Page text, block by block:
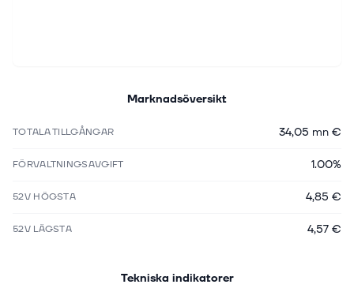
Marknadsöversikt
TOTALA TILLGÅNGAR 34,05 mn €
FÖRVALTNINGSAVGIFT 1.00%
52V HÖGSTA 4,85 €
52V LÄGSTA 4,57 €
Tekniska indikatorer